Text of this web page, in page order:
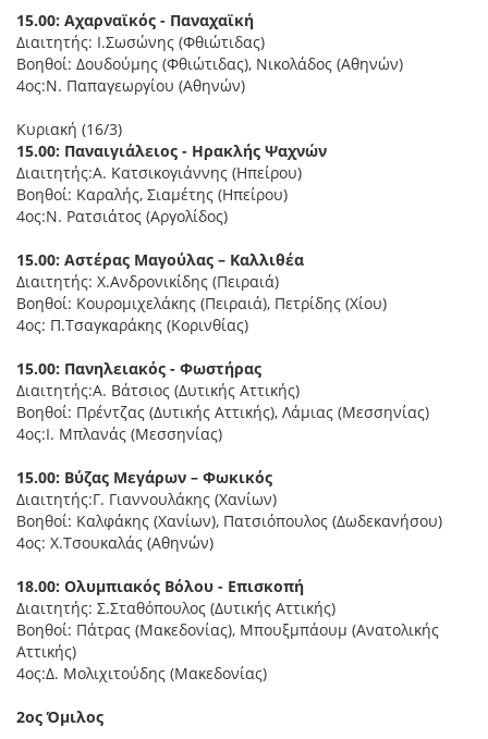
15.00: Αχαρναϊκός - Παναχαϊκή
Διαιτητής: Ι.Σωσώνης (Φθιώτιδας)
Βοηθοί: Δουδούμης (Φθιώτιδας), Νικολάδος (Αθηνών)
4ος:Ν. Παπαγεωργίου (Αθηνών)
Κυριακή (16/3)
15.00: Παναιγιάλειος - Ηρακλής Ψαχνών
Διαιτητής:Α. Κατσικογιάννης (Ηπείρου)
Βοηθοί: Καραλής, Σιαμέτης (Ηπείρου)
4ος:Ν. Ρατσιάτος (Αργολίδος)
15.00: Αστέρας Μαγούλας – Καλλιθέα
Διαιτητής: Χ.Ανδρονικίδης (Πειραιά)
Βοηθοί: Κουρομιχελάκης (Πειραιά), Πετρίδης (Χίου)
4ος: Π.Τσαγκαράκης (Κορινθίας)
15.00: Πανηλειακός - Φωστήρας
Διαιτητής:Α. Βάτσιος (Δυτικής Αττικής)
Βοηθοί: Πρέντζας (Δυτικής Αττικής), Λάμιας (Μεσσηνίας)
4ος:Ι. Μπλανάς (Μεσσηνίας)
15.00: Βύζας Μεγάρων – Φωκικός
Διαιτητής:Γ. Γιαννουλάκης (Χανίων)
Βοηθοί: Καλφάκης (Χανίων), Πατσιόπουλος (Δωδεκανήσου)
4ος: Χ.Τσουκαλάς (Αθηνών)
18.00: Ολυμπιακός Βόλου - Επισκοπή
Διαιτητής: Σ.Σταθόπουλος (Δυτικής Αττικής)
Βοηθοί: Πάτρας (Μακεδονίας), Μπουξμπάουμ (Ανατολικής
Αττικής)
4ος:Δ. Μολιχιτούδης (Μακεδονίας)
2ος Όμιλος